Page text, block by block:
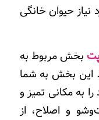
نیاز حیوان خانگی
بخش مربوط به
این بخش به شما
به مکانی تمیز و
و اصلاح، از